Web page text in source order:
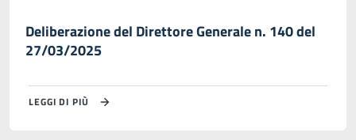
Deliberazione del Direttore Generale n. 140 del
27/03/2025
LEGGI DI PIÙ